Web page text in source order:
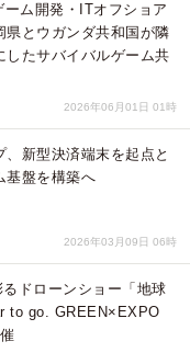
ム開発・ITオフショア
県とウガンダ共和国が隣
したサバイバルゲーム共
2026年06月01日 01時
新型決済端末を起点と
基盤を構築へ
2026年03月09日 06時
ドローンショー「地球
to go. GREEN×EXPO